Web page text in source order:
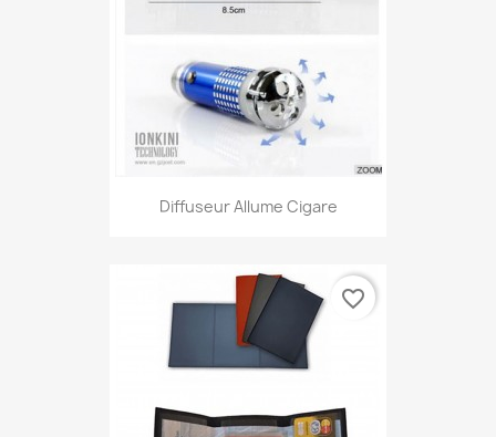
Diffuseur Allume Cigare
favorite_border